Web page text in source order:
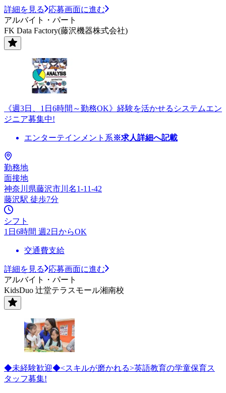
詳細を見る
応募画面に進む
アルバイト・パート
FK Data Factory(藤沢機器株式会社)
《週3日、1日6時間～勤務OK》経験を活かせるシステムエン
ジニア募集中!
エンターテインメント系※求人詳細へ記載
勤務地
面接地
神奈川県藤沢市川名1-11-42
藤沢駅 徒歩7分
シフト
1日6時間 週2日からOK
交通費支給
詳細を見る
応募画面に進む
アルバイト・パート
KidsDuo 辻堂テラスモール湘南校
◆未経験歓迎◆<スキルが磨かれる>英語教育の学童保育ス
タッフ募集!